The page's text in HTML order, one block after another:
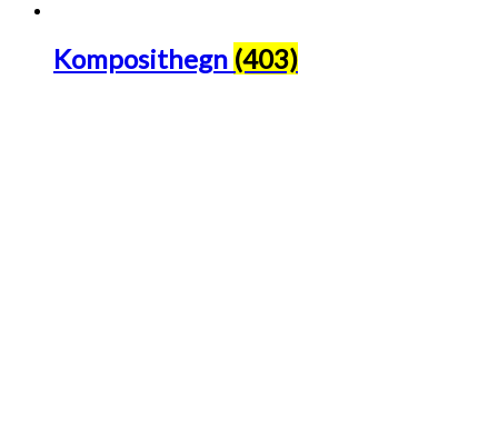
Komposithegn (403)